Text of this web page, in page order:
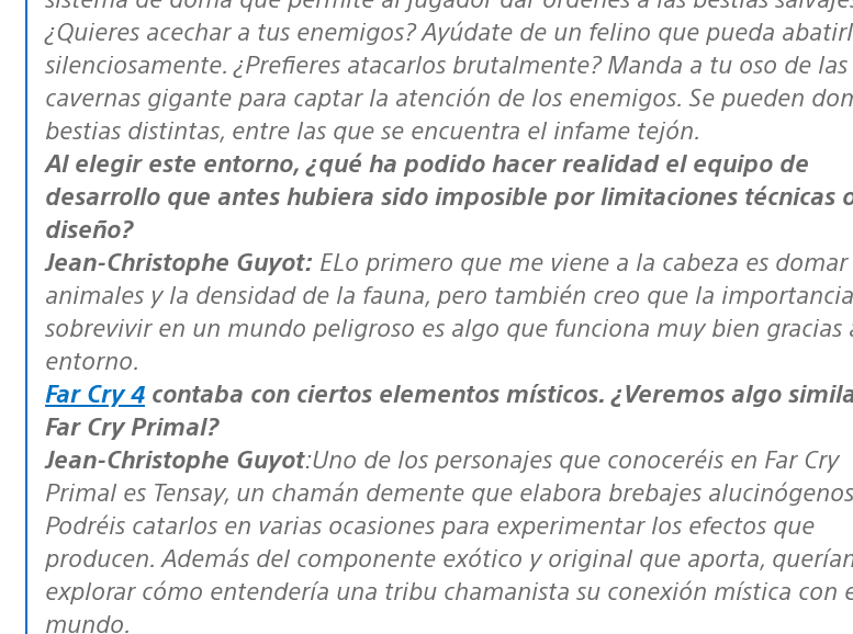
¿Quieres acechar a tus enemigos? Ayúdate de un felino que pueda
silenciosamente. ¿Prefieres atacarlos brutalmente? Manda a tu oso de las
cavernas gigante para captar la atención de los enemigos. Se pueden
bestias distintas, entre las que se encuentra el infame tejón.
Al elegir este entorno, ¿qué ha podido hacer realidad el equipo de
desarrollo que antes hubiera sido imposible por limitaciones técnicas
diseño?
Jean-Christophe Guyot: ELo primero que me viene a la cabeza es domar
animales y la densidad de la fauna, pero también creo que la
sobrevivir en un mundo peligroso es algo que funciona muy bien gracias
entorno.
Far Cry 4 contaba con ciertos elementos místicos. ¿Veremos algo
Far Cry Primal?
Jean-Christophe Guyot:Uno de los personajes que conoceréis en Far Cry
Primal es Tensay, un chamán demente que elabora brebajes
Podréis catarlos en varias ocasiones para experimentar los efectos que
producen. Además del componente exótico y original que aporta,
explorar cómo entendería una tribu chamanista su conexión mística con
mundo.